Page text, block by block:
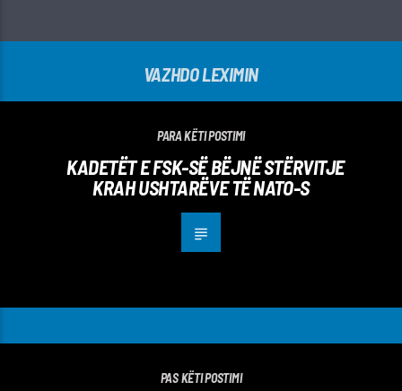
VAZHDO LEXIMIN
PARA KËTI POSTIMI
KADETËT E FSK-SË BËJNË STËRVITJE
KRAH USHTARËVE TË NATO-S
PAS KËTI POSTIMI